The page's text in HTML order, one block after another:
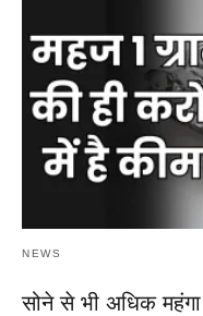
NEWS
सोने से भी अधिक महंगा